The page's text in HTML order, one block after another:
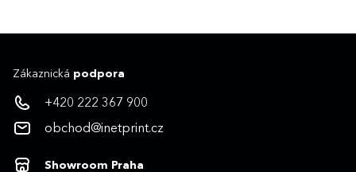
Zákaznická podpora
+420 222 367 900
obchod@inetprint.cz
Showroom Praha